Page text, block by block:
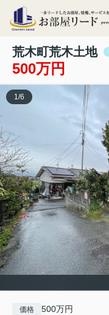
荒木町荒木土地
500万円
1 /6
価格 500万円